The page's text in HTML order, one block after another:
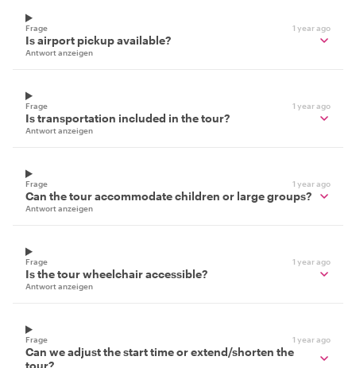
Frage 1 year ago
Is airport pickup available?
Antwort anzeigen
Frage 1 year ago
Is transportation included in the tour?
Antwort anzeigen
Frage 1 year ago
Can the tour accommodate children or large groups?
Antwort anzeigen
Frage 1 year ago
Is the tour wheelchair accessible?
Antwort anzeigen
Frage 1 year ago
Can we adjust the start time or extend/shorten the
tour?